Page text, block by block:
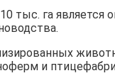
тыс. га является
и